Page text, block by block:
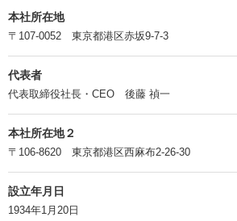
本社所在地
〒107-0052 東京都港区赤坂9-7-3
代表者
代表取締役社長・CEO 後藤 禎一
本社所在地２
〒106-8620 東京都港区西麻布2-26-30
設立年月日
1934年1月20日